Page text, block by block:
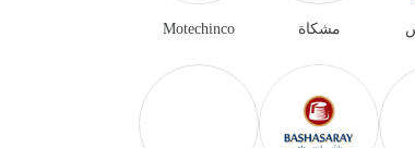
مشكاة Motechinco